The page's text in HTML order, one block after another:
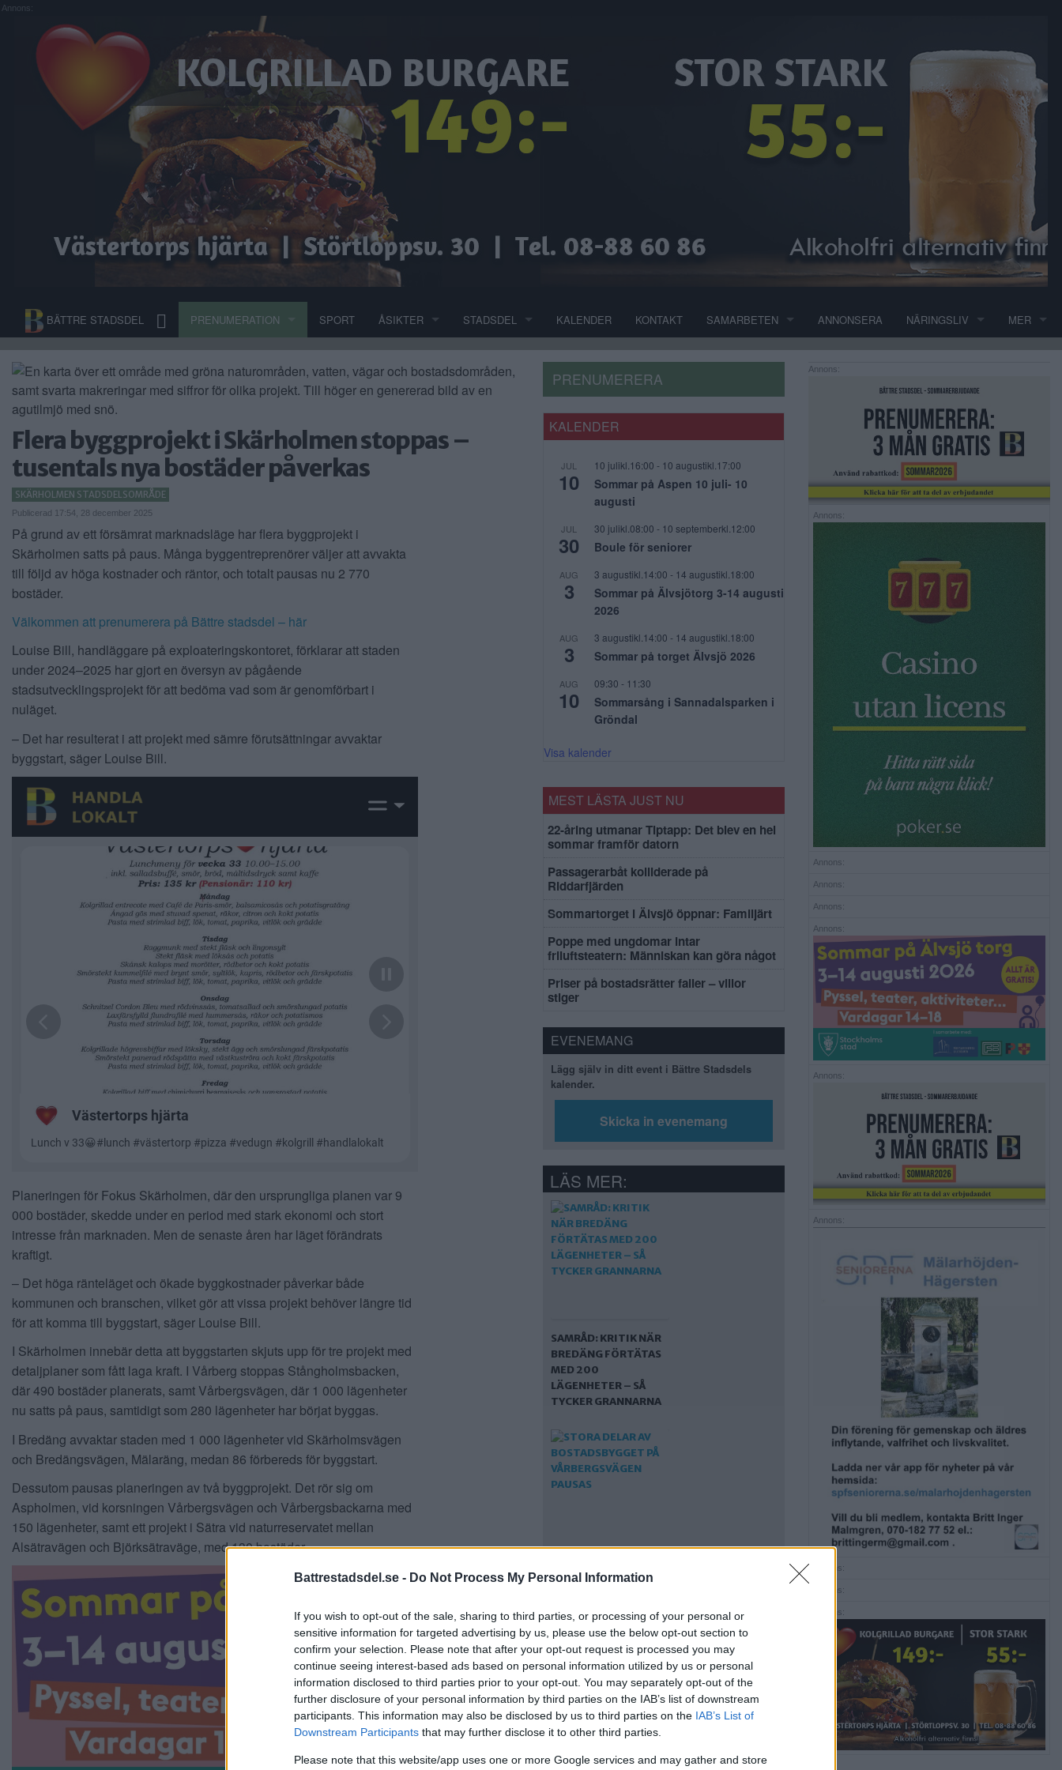
Battrestadsdel.se - Do Not Process My Personal Information
If you wish to opt-out of the sale, sharing to third parties, or processing of your personal or
sensitive information for targeted advertising by us, please use the below opt-out section to
confirm your selection. Please note that after your opt-out request is processed you may
continue seeing interest-based ads based on personal information utilized by us or personal
information disclosed to third parties prior to your opt-out. You may separately opt-out of the
further disclosure of your personal information by third parties on the IAB’s list of downstream
participants. This information may also be disclosed by us to third parties on the IAB’s List of
Downstream Participants that may further disclose it to other third parties.
Please note that this website/app uses one or more Google services and may gather and store
Annons:
BÄTTRE STADSDEL PRENUMERATION SPORT ÅSIKTER STADSDEL KALENDER KONTAKT SAMARBETEN ANNONSERA NÄRINGSLIV MER
Flera byggprojekt i Skärholmen stoppas –
tusentals nya bostäder påverkas
SKÄRHOLMEN STADSDELSOMRÅDE
Publicerad 17:54, 28 december 2025
På grund av ett försämrat marknadsläge har flera byggprojekt i
Skärholmen satts på paus. Många byggentreprenörer väljer att avvakta
till följd av höga kostnader och räntor, och totalt pausas nu 2 770
bostäder.
Välkommen att prenumerera på Bättre stadsdel – här
Louise Bill, handläggare på exploateringskontoret, förklarar att staden
under 2024–2025 har gjort en översyn av pågående
stadsutvecklingsprojekt för att bedöma vad som är genomförbart i
nuläget.
– Det har resulterat i att projekt med sämre förutsättningar avvaktar
byggstart, säger Louise Bill.
Planeringen för Fokus Skärholmen, där den ursprungliga planen var 9
000 bostäder, skedde under en period med stark ekonomi och stort
intresse från marknaden. Men de senaste åren har läget förändrats
kraftigt.
– Det höga ränteläget och ökade byggkostnader påverkar både
kommunen och branschen, vilket gör att vissa projekt behöver längre tid
för att komma till byggstart, säger Louise Bill.
I Skärholmen innebär detta att byggstarten skjuts upp för tre projekt med
detaljplaner som fått laga kraft. I Vårberg stoppas Stångholmsbacken,
där 490 bostäder planerats, samt Vårbergsvägen, där 1 000 lägenheter
nu satts på paus, samtidigt som 280 lägenheter har börjat byggas.
I Bredäng avvaktar staden med 1 000 lägenheter vid Skärholmsvägen
och Bredängsvägen, Mälaräng, medan 86 förbereds för byggstart.
Dessutom pausas planeringen av två byggprojekt. Det rör sig om
Aspholmen, vid korsningen Vårbergsvägen och Vårbergsbackarna med
150 lägenheter, samt ett projekt i Sätra vid naturreservatet mellan
Alsätravägen och Björksätraväge, med 130 bostäder.
PRENUMERERA
KALENDER
JUL
10
10 julikl.16:00 - 10 augustikl.17:00
Sommar på Aspen 10 juli- 10
augusti
JUL
30
30 julikl.08:00 - 10 septemberkl.12:00
Boule för seniorer
AUG
3
3 augustikl.14:00 - 14 augustikl.18:00
Sommar på Älvsjötorg 3-14 augusti
2026
AUG
3
3 augustikl.14:00 - 14 augustikl.18:00
Sommar på torget Älvsjö 2026
AUG
10
09:30 - 11:30
Sommarsång i Sannadalsparken i
Gröndal
Visa kalender
MEST LÄSTA JUST NU
22-åring utmanar Tiptapp: Det blev en hel
sommar framför datorn
Passagerarbåt kolliderade på
Riddarfjärden
Sommartorget i Älvsjö öppnar: Familjärt
Poppe med ungdomar intar
friluftsteatern: Människan kan göra något
Priser på bostadsrätter faller – villor
stiger
EVENEMANG
Lägg själv in ditt event i Bättre Stadsdels
kalender.
Skicka in evenemang
LÄS MER:
SAMRÅD: KRITIK NÄR
BREDÄNG FÖRTÄTAS
MED 200
LÄGENHETER – SÅ
TYCKER GRANNARNA
BOSTADSBYGGET PÅ
PAUSAS
Annons:
Annons:
Annons:
Annons:
Annons:
Annons:
Annons:
Annons:
Annons:
Annons:
Annons: